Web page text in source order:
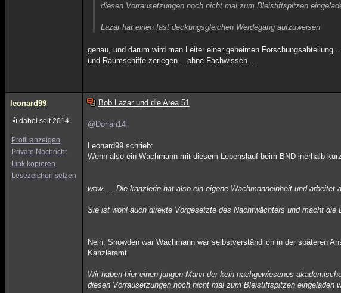
diesen Vorrausetzungen noch nicht mal zum Bleistiftspitzen
Lazar hat einen fast deckungsgleichen Werdegang aufzuweisen
genau, und darum wird man Leiter einer geheimen
und Raumschiffe zerlegen ...ohne Fachwissen...
leonard99
dabei seit 2014
Profil anzeigen
Private Nachricht
Link kopieren
Lesezeichen setzen
Bob Lazar und die Area 51
@Dorian14
Leonard99 schrieb:
Wenn also ein Wachmann mit diesem Lebenslauf beim BND inerhalb
wow..... Die kanzlerin hat also ein eigene Wachmanneinheit und arbeitet
Sie ist wohl auch direkte Vorgesetzte des Nachtwächters und macht die
Nein, Snowden war Wachmann war selbstverständlich in der späteren
Kanzleramt.
Wir haben hier einen jungen Mann der kein nachgewiesenes
diesen Vorrausetzungen noch nicht mal zum Bleistiftspitzen eingeladen